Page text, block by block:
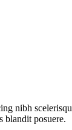
nibh
blandit posuere.